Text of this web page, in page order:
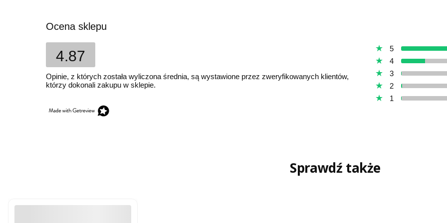
Ocena sklepu
4.87
Opinie, z których została wyliczona średnia, są wystawione przez zweryfikowanych klientów,
którzy dokonali zakupu w sklepie.
5
4
3
2
1
Sprawdź także